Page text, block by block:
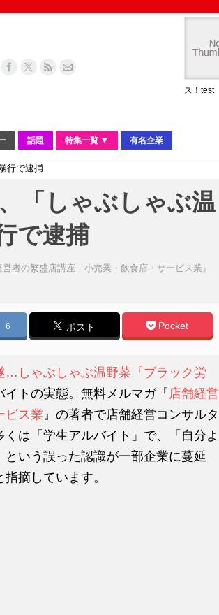
ス！test
話題 特集一覧 ▼ 有名企業
行で逮捕
「しゃぶしゃぶ温
で逮捕
者の繁盛店講座｜小売業・飲食店・サービス業』
6 ポスト Pocket
…しゃぶしゃぶ温野菜『ブラック労
イトの実態。無料メルマガ『 店舗経営
ビス業 』の著者で店舗経営コンサルタ
は「学生アルバイト」で、「自分よ
いう誤った認識が一部企業に蔓延
摘しています。